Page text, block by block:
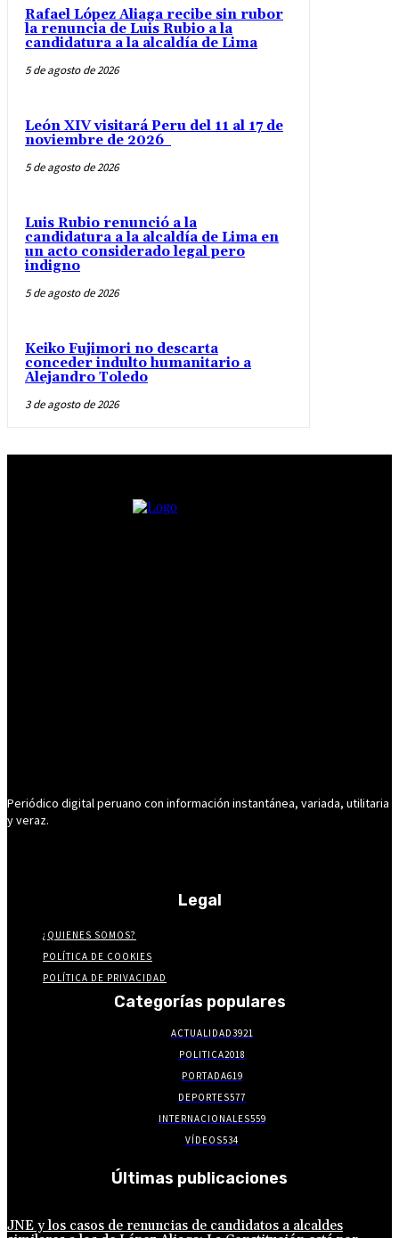
Rafael López Aliaga recibe sin rubor
la renuncia de Luis Rubio a la
candidatura a la alcaldía de Lima
5 de agosto de 2026
León XIV visitará Peru del 11 al 17 de
noviembre de 2026
5 de agosto de 2026
Luis Rubio renunció a la
candidatura a la alcaldía de Lima en
un acto considerado legal pero
indigno
5 de agosto de 2026
Keiko Fujimori no descarta
conceder indulto humanitario a
Alejandro Toledo
3 de agosto de 2026
Periódico digital peruano con información instantánea, variada, utilitaria
y veraz.
Legal
¿QUIENES SOMOS?
POLÍTICA DE COOKIES
POLÍTICA DE PRIVACIDAD
Categorías populares
ACTUALIDAD3921
POLITICA2018
PORTADA619
DEPORTES577
INTERNACIONALES559
VÍDEOS534
Últimas publicaciones
JNE y los casos de renuncias de candidatos a alcaldes